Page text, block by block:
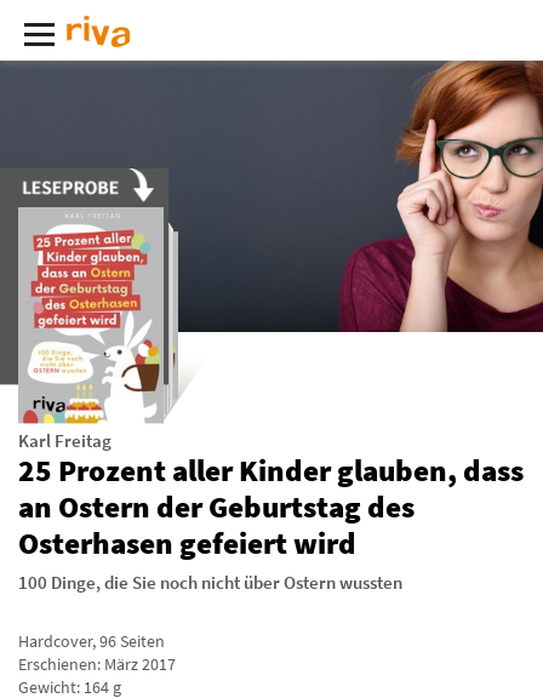
Karl Freitag
25 Prozent aller Kinder glauben, dass
an Ostern der Geburtstag des
Osterhasen gefeiert wird
100 Dinge, die Sie noch nicht über Ostern wussten
Hardcover,96Seiten
Erschienen: März 2017
Gewicht: 164 g